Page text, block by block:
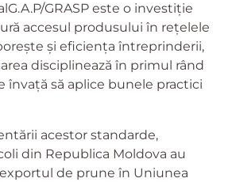
GRASP este o investiție
accesul produsului în rețelele
și eficiența întreprinderii,
disciplinează în primul rând
învață să aplice bunele practici
acestor standarde,
din Republica Moldova au
de prune în Uniunea